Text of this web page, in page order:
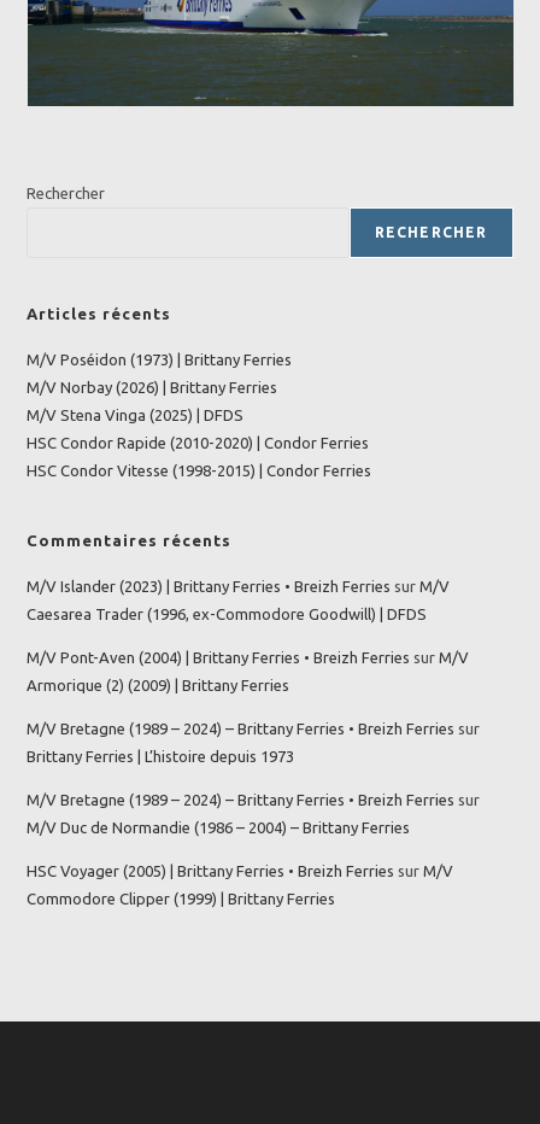
Rechercher
RECHERCHER
Articles récents
M/V Poséidon (1973) | Brittany Ferries
M/V Norbay (2026) | Brittany Ferries
M/V Stena Vinga (2025) | DFDS
HSC Condor Rapide (2010-2020) | Condor Ferries
HSC Condor Vitesse (1998-2015) | Condor Ferries
Commentaires récents
M/V Islander (2023) | Brittany Ferries • Breizh Ferries surM/V
Caesarea Trader (1996, ex-Commodore Goodwill) | DFDS
M/V Pont-Aven (2004) | Brittany Ferries • Breizh Ferries surM/V
Armorique (2) (2009) | Brittany Ferries
M/V Bretagne (1989 – 2024) – Brittany Ferries • Breizh Ferries sur
Brittany Ferries | L’histoire depuis 1973
M/V Bretagne (1989 – 2024) – Brittany Ferries • Breizh Ferries sur
M/V Duc de Normandie (1986 – 2004) – Brittany Ferries
HSC Voyager (2005) | Brittany Ferries • Breizh Ferries surM/V
Commodore Clipper (1999) | Brittany Ferries